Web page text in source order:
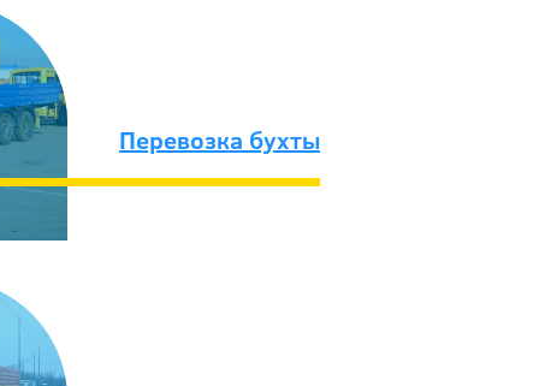
Перевозка бухты